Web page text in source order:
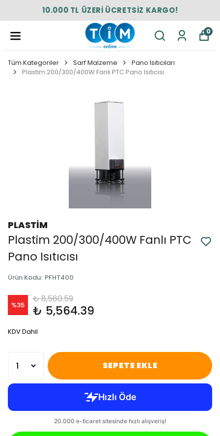
10.000 TL ÜZERİ ÜCRETSİZ KARGO!
0
Tüm Kategoriler Sarf Malzeme
Pano Isıtıcıları
Plastim 200/300/400W Fanlı PTC Pano Isıtıcısı
PLASTİM
Plastim 200/300/400W Fanlı PTC
Pano Isıtıcısı
Ürün Kodu: PFHT400
%35
₺ 8,560.59
₺ 5,564.39
KDV Dahil
SEPETE EKLE